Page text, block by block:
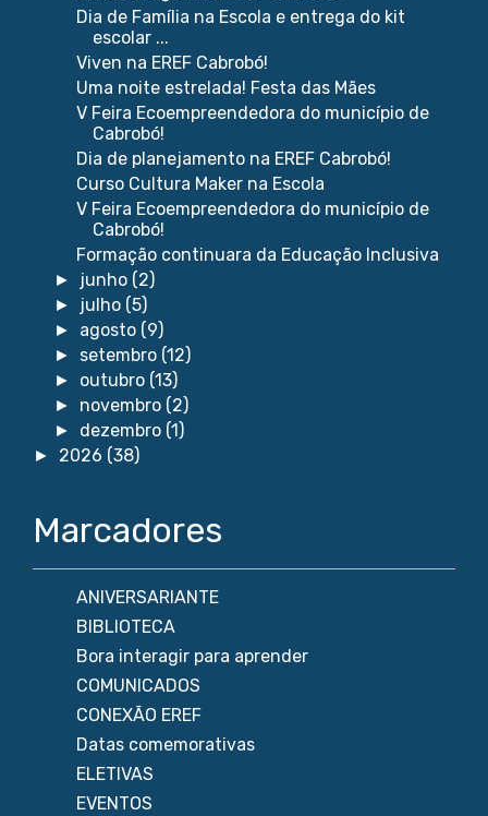
Dia de Família na Escola e entrega do kit
escolar ...
Viven na EREF Cabrobó!
Uma noite estrelada! Festa das Mães
V Feira Ecoempreendedora do município de
Cabrobó!
Dia de planejamento na EREF Cabrobó!
Curso Cultura Maker na Escola
V Feira Ecoempreendedora do município de
Cabrobó!
Formação continuara da Educação Inclusiva
► junho (2)
► julho (5)
► agosto (9)
► setembro (12)
► outubro (13)
► novembro (2)
► dezembro (1)
► 2026 (38)
Marcadores
ANIVERSARIANTE
BIBLIOTECA
Bora interagir para aprender
COMUNICADOS
CONEXÃO EREF
Datas comemorativas
ELETIVAS
EVENTOS